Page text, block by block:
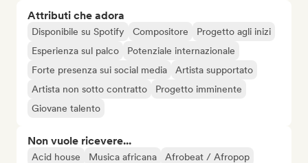
Attributi che adora
Disponibile su Spotify Compositore
Progetto agli inizi
Esperienza sul palco
Potenziale internazionale
Forte presenza sui social media
Artista supportato
Artista non sotto contratto
Progetto imminente
Giovane talento
Non vuole ricevere...
Acid house Musica africana
Afrobeat / Afropop